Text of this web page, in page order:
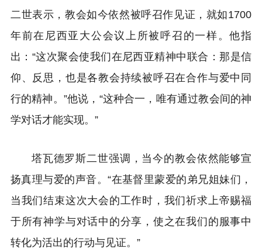
二世表示，教会如今依然被呼召作见证，就如1700
年前在尼西亚大公会议上所被呼召的一样。他指
出：“这次聚会使我们在尼西亚精神中联合：那是信
仰、反思，也是各教会持续被呼召在合作与爱中同
行的精神。”他说，“这种合一，唯有通过教会间的神
学对话才能实现。”
塔瓦德罗斯二世强调，当今的教会依然能够宣
扬真理与爱的声音。“在基督里蒙爱的弟兄姐妹们，
当我们结束这次大会的工作时，我们祈求上帝赐福
于所有神学与对话中的分享，使之在我们的服事中
转化为活出的行动与见证。”